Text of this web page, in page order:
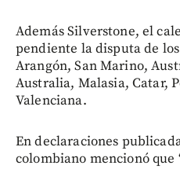
Además Silverstone, el
pendiente la disputa de
Arangón, San Marino,
Australia, Malasia, Catar,
Valenciana.
En declaraciones
colombiano mencionó que